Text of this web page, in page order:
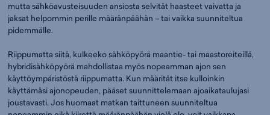
mutta sähköavusteisuuden ansiosta selvität haasteet vaivatta ja
jaksat helpommin perille määränpäähän – tai vaikka suunniteltua
pidemmälle.
Riippumatta siitä, kulkeeko sähköpyörä maantie- tai maastoreiteillä,
hybridisähköpyörä mahdollistaa myös nopeamman ajon sen
käyttöympäristöstä riippumatta. Kun määrität itse kulloinkin
käyttämäsi ajonopeuden, pääset suunnittelemaan ajoaikataulujasi
joustavasti. Jos huomaat matkan taittuneen suunniteltua